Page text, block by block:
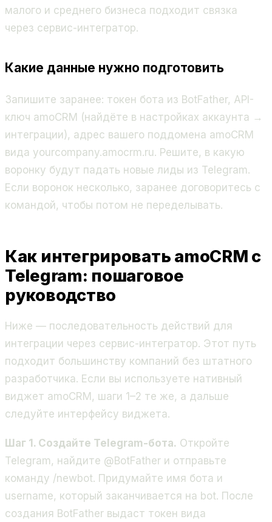
малого и среднего бизнеса подходит связка
через сервис-интегратор.
Какие данные нужно подготовить
Запишите заранее: токен бота из BotFather, API-
ключ amoCRM (найдёте в настройках аккаунта →
интеграции), адрес вашего поддомена amoCRM
вида yourcompany.amocrm.ru. Решите, в какую
воронку будут падать новые лиды из Telegram.
Если воронок несколько, заранее договоритесь с
командой, чтобы потом не переделывать.
Как интегрировать amoCRM с
Telegram: пошаговое
руководство
Ниже — последовательность действий для
интеграции через сервис-интегратор. Этот путь
подходит большинству компаний без штатного
разработчика. Если вы используете нативный
виджет amoCRM, шаги 1–2 те же, а дальше
следуйте интерфейсу виджета.
Шаг 1. Создайте Telegram-бота. Откройте
Telegram, найдите @BotFather и отправьте
команду /newbot. Придумайте имя бота и
username, который заканчивается на bot. После
создания BotFather выдаст токен вида